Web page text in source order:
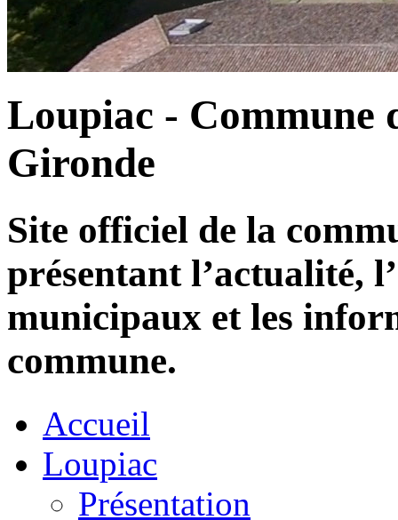
Loupiac - Commune
Gironde
Site officiel de la
présentant l’actualité,
municipaux et les
commune.
Accueil
Loupiac
Présentation